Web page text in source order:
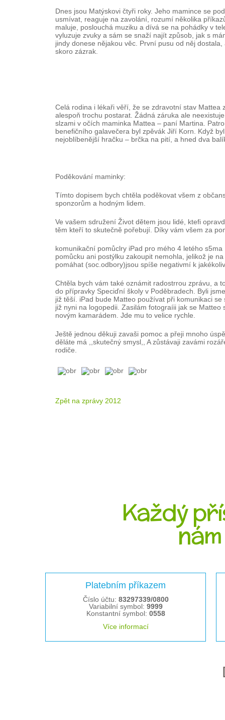
Dnes jsou Matýskovi čtyři roky. Jeho mamince se
usmívat, reaguje na zavolání, rozumí několika
maluje, poslouchá muziku a dívá se na pohádky v
vyluzuje zvuky a sám se snaží najít způsob, jak s
jindy donese nějakou věc. První pusu od něj
skoro zázrak.
Celá rodina i lékaři věří, že se zdravotní stav Mattea
alespoň trochu postarat. Žádná záruka ale
slzami v očích maminka Mattea – paní Martina.
benefičního galavečera byl zpěvák Jiří Korn. Když
nejoblíbenější hračku – brčka na pití, a hned dva
Poděkování maminky:
Tímto dopisem bych chtěla poděkovat všem z
sponzorům a hodným lidem.
Ve vašem sdružení Život dětem jsou lidé, ktefi
těm kteří to skutečně pořebují. Díky vám všem za
komunikační pomůclry iPad pro mého 4 letého
pomůcku ani postýlku zakoupit nemohla, jelikož je
pomáhat (soc.odbory)jsou spíše negativmí k
Chtěla bych vám také oznámit radostrrou zprávu, a
do přípravky Speciďní školy v Poděbradech. Byli
již těší. iPad bude Matteo používat při komunikaci
již nyni na logopedii. Zasilám fotograíii jak se Matteo
novým kamarádem. Jde mu to velice rychle.
Ještě jednou děkuji zavaši pomoc a přeji mnoho
děláte má ,,skutečný smysl,, A zůstávaji zavámi
rodiče.
Zpět na zprávy 2012
Každý
Platebním příkazem
Číslo účtu: 83297339/0800
Variabilní symbol: 9999
Konstantní symbol: 0558
Více informací